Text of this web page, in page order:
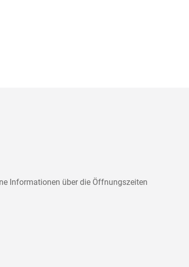
Informationen über die Öffnungszeiten